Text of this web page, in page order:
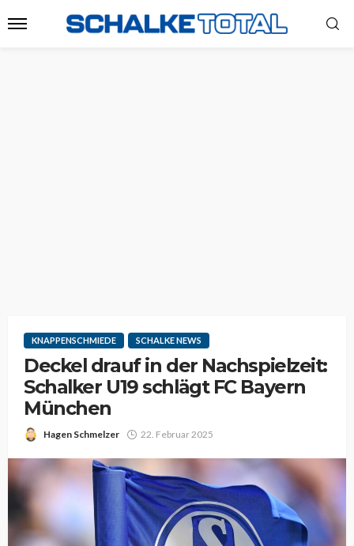
KNAPPENSCHMIEDE SCHALKE NEWS
Deckel drauf in der Nachspielzeit:
Schalker U19 schlägt FC Bayern
München
Hagen Schmelzer 22. Februar 2025